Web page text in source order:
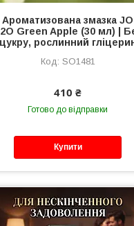
Ароматизована змазка JO
Green Apple (30 мл) |
цукру, рослинний
SO1481
410 ₴
Готово до відправки
Купити